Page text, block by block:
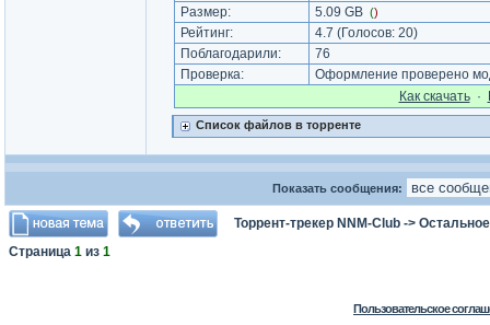
Размер:
5.09 GB ()
Рейтинг: 4.7 (Голосов: 20)
Поблагодарили:
76
Проверка:
Оформление проверено
Как cкачать·
Список файлов в торренте
Показать сообщения:
Торрент-трекер NNM-Club -> Остальное
Страница 1 из 1
Пользовательское